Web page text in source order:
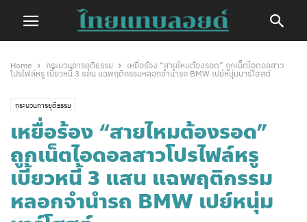
Home กระบวนการยุติธรรม
​เหยื่อร้อง “สายไหมต้องรอด” ถูกเน็ตไอดอลสาว
โปรไฟล์หรู เบี้ยวหนี้ 3 แสน แฉพฤติกรรมหลอกจำนำรถ BMW เปย์หนุ่มบาร์โฮสต์
กระบวนการยุติธรรม
​เหยื่อร้อง “สายไหมต้องรอด”
ถูกเน็ตไอดอลสาวโปรไฟล์หรู
เบี้ยวหนี้ 3 แสน แฉพฤติกรรม
หลอกจำนำรถ BMW เปย์หนุ่ม